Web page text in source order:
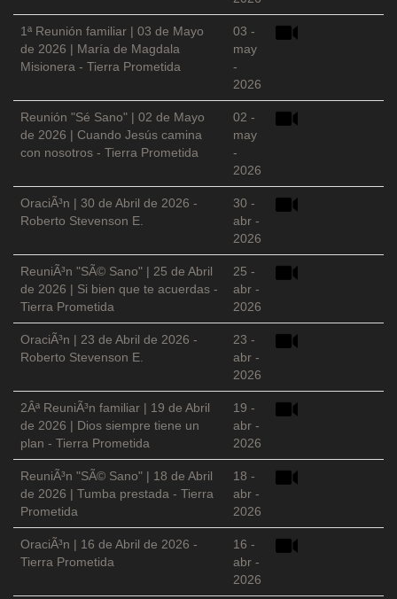
1ª Reunión familiar | 03 de Mayo
de 2026 | María de Magdala
Misionera - Tierra Prometida
03 -
may
-
2026
Reunión "Sé Sano" | 02 de Mayo
de 2026 | Cuando Jesús camina
con nosotros - Tierra Prometida
02 -
may
-
2026
OraciÃ³n | 30 de Abril de 2026 -
Roberto Stevenson E.
30 -
abr -
2026
ReuniÃ³n "SÃ© Sano" | 25 de Abril
de 2026 | Si bien que te acuerdas -
Tierra Prometida
25 -
abr -
2026
OraciÃ³n | 23 de Abril de 2026 -
Roberto Stevenson E.
23 -
abr -
2026
2Âª ReuniÃ³n familiar | 19 de Abril
de 2026 | Dios siempre tiene un
plan - Tierra Prometida
19 -
abr -
2026
ReuniÃ³n "SÃ© Sano" | 18 de Abril
de 2026 | Tumba prestada - Tierra
Prometida
18 -
abr -
2026
OraciÃ³n | 16 de Abril de 2026 -
Tierra Prometida
16 -
abr -
2026